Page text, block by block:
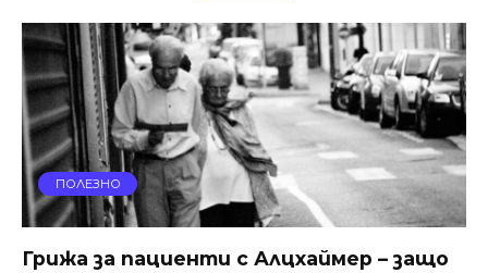
ПОЛЕЗНО
Грижа за пациенти с Алцхаймер – защо